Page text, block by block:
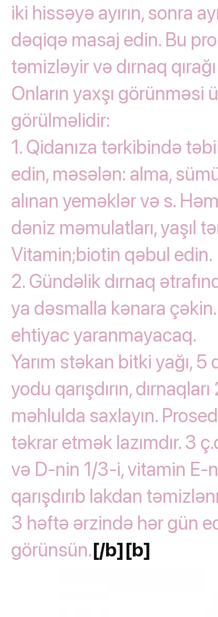
iki hissəyə ayırın, sonra
dəqiqə masaj edin. Bu
təmizləyir və dırnaq
Onların yaxşı görünməsi
görülməlidir:
1. Qidanıza tərkibində
edin, məsələn: alma,
alınan yeməklər və s.
dəniz məmulatları, yaşıl
Vitamin;biotin qəbul edin.
2. Gündəlik dırnaq
ya dəsmalla kənara
ehtiyac yaranmayacaq.
Yarım stəkan bitki yağı,
yodu qarışdırın,
məhlulda saxlayın.
təkrar etmək lazımdır. 3
və D-nin 1/3-i, vitamin E-
qarışdırıb lakdan
3 həftə ərzində hər gün
görünsün.[/b][b]